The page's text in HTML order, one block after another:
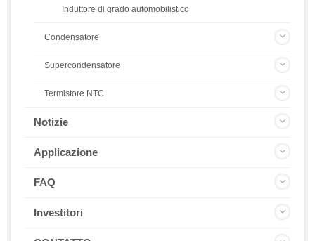
Induttore di grado automobilistico
Condensatore
Supercondensatore
Termistore NTC
Notizie
Applicazione
FAQ
Investitori